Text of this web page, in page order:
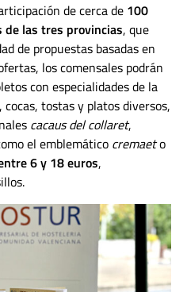
de cerca de 100
las tres provincias, que
de propuestas basadas en
los comensales podrán
con especialidades de la
tostas y platos diversos,
cacaus del collaret,
el emblemático cremaeto
6 y 18 euros,